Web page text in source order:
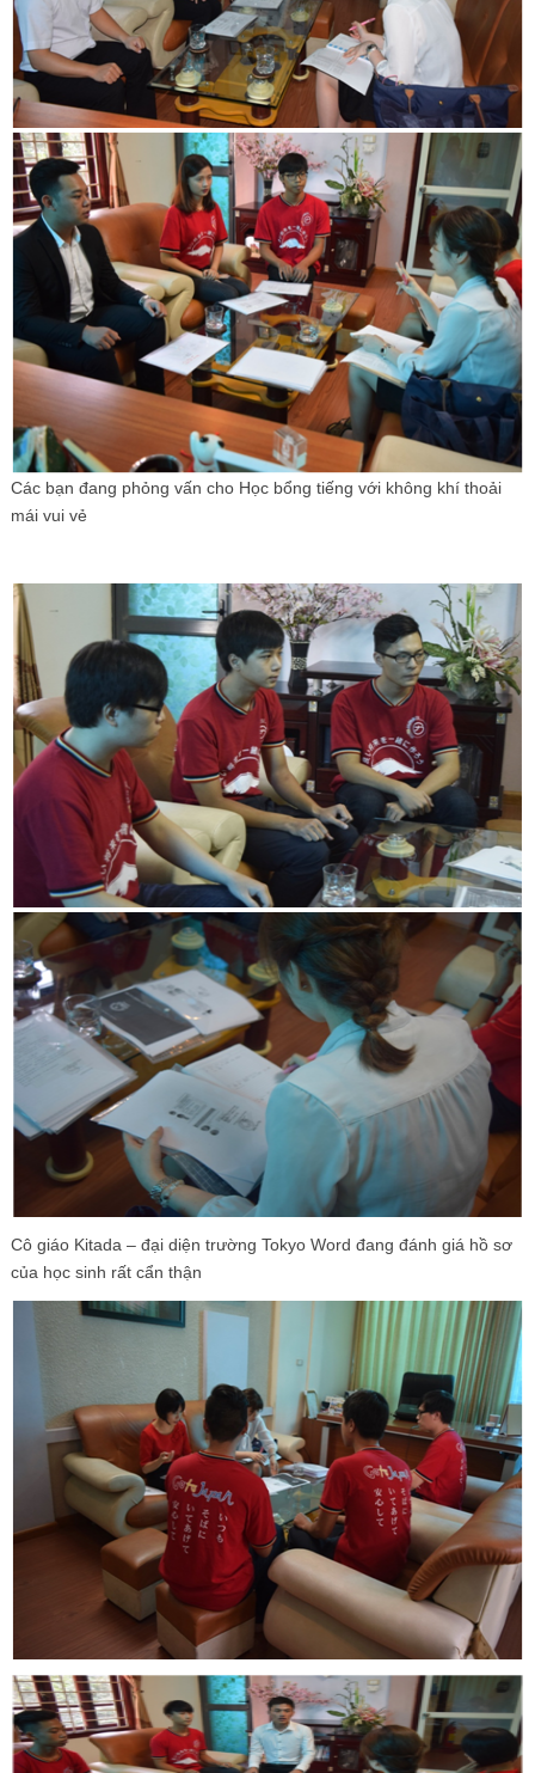
Các bạn đang phỏng vấn cho Học bổng tiếng với không khí thoải
mái vui vẻ
Cô giáo Kitada – đại diện trường Tokyo Word đang đánh giá hồ sơ
của học sinh rất cẩn thận